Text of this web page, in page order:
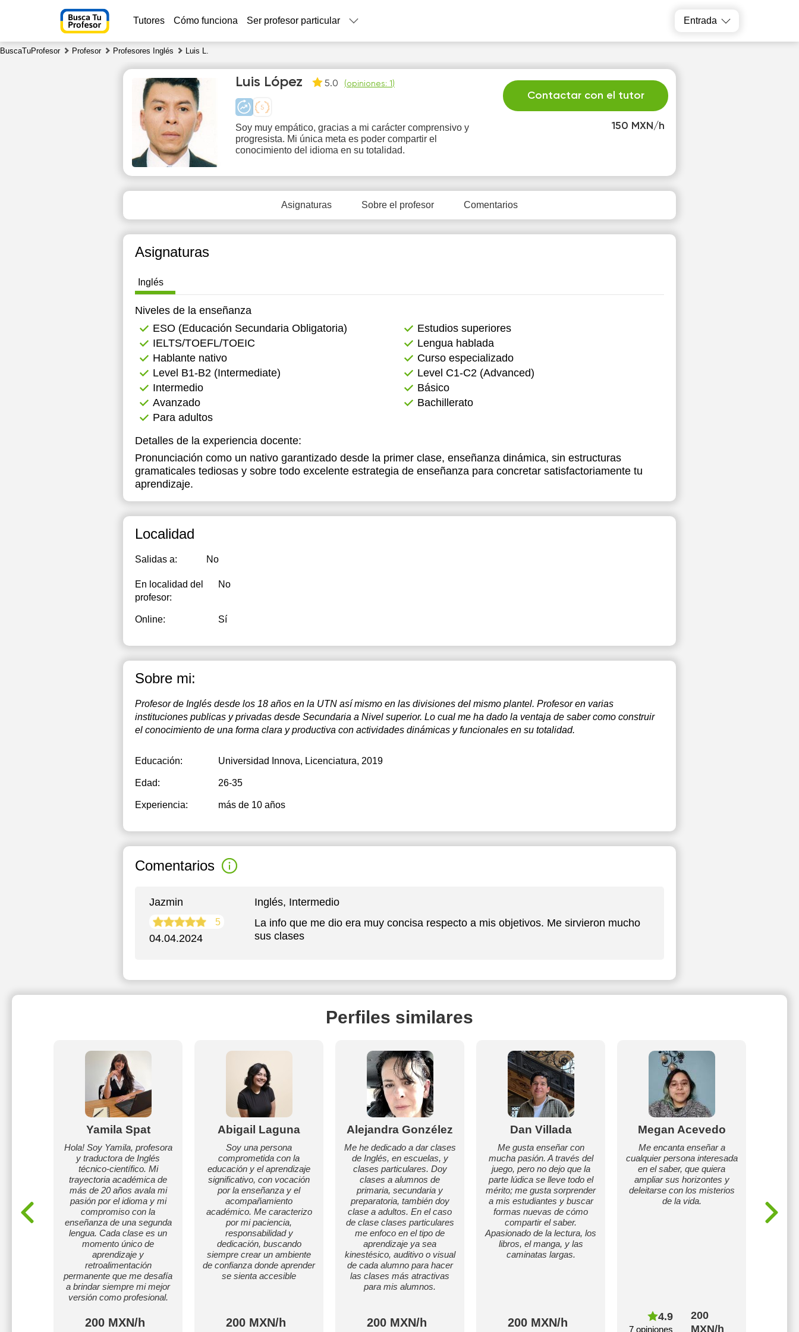
Tutores Cómo funciona Ser profesor particular Entrada
BuscaTuProfesor Profesor Profesores Inglés Luis L.
150 MXN/h
Contactar con el tutor
Luis López 5.0 (opiniones: 1 )
Soy muy empático, gracias a mi carácter comprensivo y
progresista. Mi única meta es poder compartir el
conocimiento del idioma en su totalidad.
Asignaturas Sobre el profesor Comentarios
Asignaturas
Inglés
Niveles de la enseñanza
ESO (Educación Secundaria Obligatoria)
Estudios superiores
IELTS/TOEFL/TOEIC
Lengua hablada
Hablante nativo
Curso especializado
Level B1-B2 (Intermediate)
Level C1-C2 (Advanced)
Intermedio
Básico
Avanzado
Bachillerato
Para adultos
Detalles de la experiencia docente:
Pronunciación como un nativo garantizado desde la primer clase, enseñanza dinámica, sin estructuras
gramaticales tediosas y sobre todo excelente estrategia de enseñanza para concretar satisfactoriamente tu
aprendizaje.
Localidad
Salidas a: No
En localidad del
profesor:
No
Online: Sí
Sobre mi:
Profesor de Inglés desde los 18 años en la UTN así mismo en las divisiones del mismo plantel. Profesor en varias
instituciones publicas y privadas desde Secundaria a Nivel superior. Lo cual me ha dado la ventaja de saber como construir
el conocimiento de una forma clara y productiva con actividades dinámicas y funcionales en su totalidad.
Educación: Universidad Innova, Licenciatura, 2019
Edad: 26-35
Experiencia: más de 10 años
Comentarios
Jazmin
5
04.04.2024
Inglés, Intermedio
La info que me dio era muy concisa respecto a mis objetivos. Me sirvieron mucho
sus clases
Perfiles similares
Yamila Spat
Hola! Soy Yamila, profesora
y traductora de Inglés
técnico-científico. Mi
trayectoria académica de
más de 20 años avala mi
pasión por el idioma y mi
compromiso con la
enseñanza de una segunda
lengua. Cada clase es un
momento único de
aprendizaje y
retroalimentación
permanente que me desafía
a brindar siempre mi mejor
versión como profesional.
200 MXN/h
Abigail Laguna
Soy una persona
comprometida con la
educación y el aprendizaje
significativo, con vocación
por la enseñanza y el
acompañamiento
académico. Me caracterizo
por mi paciencia,
responsabilidad y
dedicación, buscando
siempre crear un ambiente
de confianza donde aprender
se sienta accesible
200 MXN/h
Alejandra Gonzélez
Me he dedicado a dar clases
de Inglés, en escuelas, y
clases particulares. Doy
clases a alumnos de
primaria, secundaria y
preparatoria, también doy
clase a adultos. En el caso
de clase clases particulares
me enfoco en el tipo de
aprendizaje ya sea
kinestésico, auditivo o visual
de cada alumno para hacer
las clases más atractivas
para mis alumnos.
200 MXN/h
Dan Villada
Me gusta enseñar con
mucha pasión. A través del
juego, pero no dejo que la
parte lúdica se lleve todo el
mérito; me gusta sorprender
a mis estudiantes y buscar
formas nuevas de cómo
compartir el saber.
Apasionado de la lectura, los
libros, el manga, y las
caminatas largas.
200 MXN/h
Megan Acevedo
Me encanta enseñar a
cualquier persona interesada
en el saber, que quiera
ampliar sus horizontes y
deleitarse con los misterios
de la vida.
4.9
7 opiniones
200
MXN/h
7
Sa
Su
Mo
20:00 20:00 20:00